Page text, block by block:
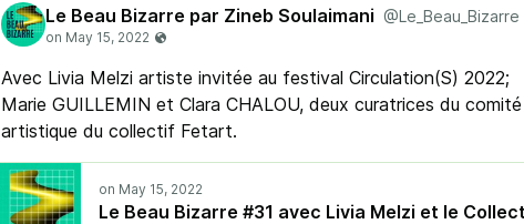
Le Beau Bizarre par Zineb Soulaimani @Le_Beau_Bizarre
Avec Livia Melzi artiste invitée au festival Circulation(S) 2022;
Marie GUILLEMIN et Clara CHALOU, deux curatrices du comité
artistique du collectif Fetart.
Le Beau Bizarre #31 avec Livia Melzi et le